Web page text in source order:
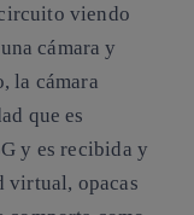
viendo
cámara y
la cámara
que es
y es recibida y
virtual, opacas